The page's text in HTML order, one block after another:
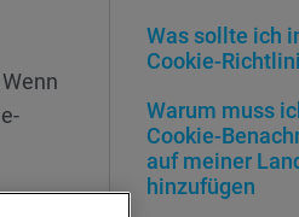
Was sollte ich
Cookie-
Warum muss
Cookie-
auf meiner
hinzufügen